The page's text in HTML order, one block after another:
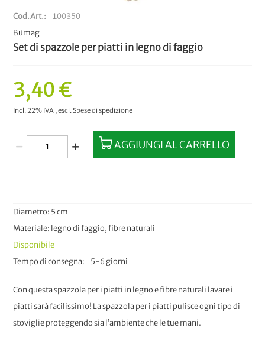
Cod.Art.
100350
Bümag
Set di spazzole per piatti in legno di faggio
Con questa spazzola per i piatti in legno e fibre naturali lavare i
piatti sarà facilissimo! La spazzola per i piatti pulisce ogni tipo di
stoviglie proteggendo sia l’ambiente che le tue mani.
Diametro: 5 cm
Materiale: legno di faggio, fibre naturali
Disponibile
Tempo di consegna
5-6 giorni
3,40 €
Incl. 22% IVA ,escl.Spese di spedizione
AGGIUNGI AL CARRELLO